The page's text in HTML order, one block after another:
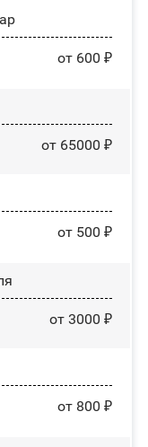
от 600 ₽
от 65000 ₽
от 500 ₽
от 3000 ₽
от 800 ₽